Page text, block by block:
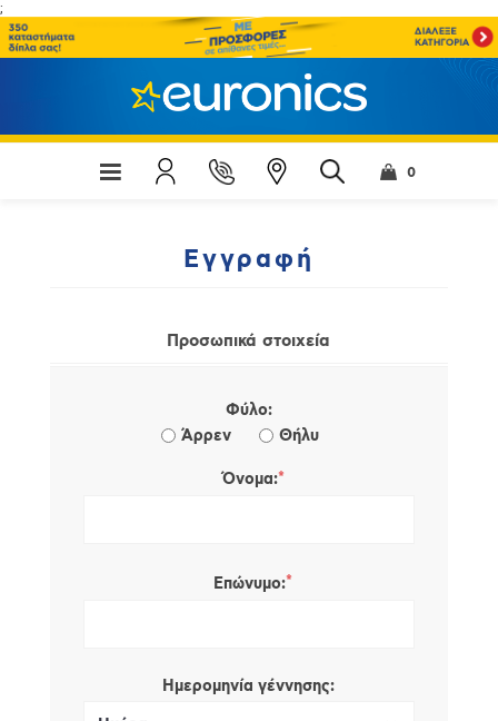
;
0
Εγγραφή
Προσωπικά στοιχεία
Φύλο:
Άρρεν
Θήλυ
Όνομα:*
Επώνυμο:*
Ημερομηνία γέννησης: